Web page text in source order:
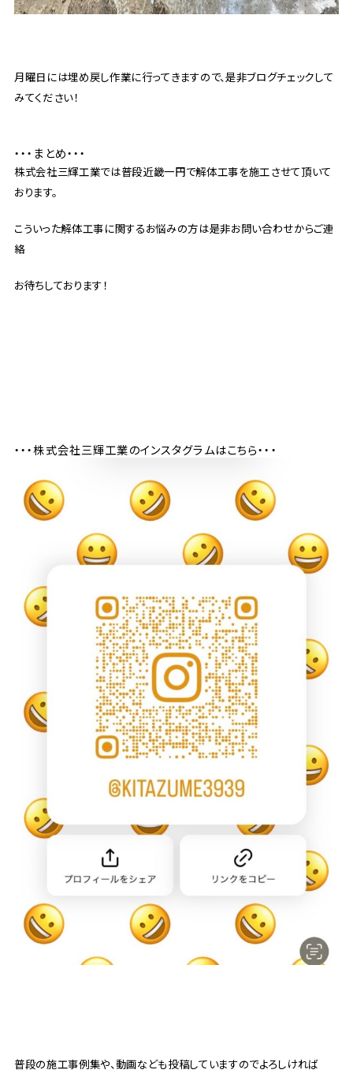
月曜日には埋め戻し作業に行ってきますので、是非ブログチェックして
みてください！
・・・まとめ・・・
株式会社三輝工業では普段近畿一円で解体工事を施工させて頂いて
おります。
こういった解体工事に関するお悩みの方は是非お問い合わせからご連
絡
お待ちしております！
・・・株式会社三輝工業のインスタグラムはこちら・・・
普段の施工事例集や、動画なども投稿していますのでよろしければ